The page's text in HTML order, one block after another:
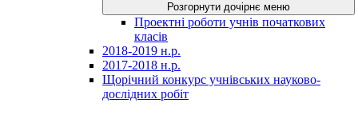
Розгорнути дочірнє меню
Проектні роботи учнів початкових
класів
2018-2019 н.р.
2017-2018 н.р.
Щорічний конкурс учнівських науково-
дослідних робіт